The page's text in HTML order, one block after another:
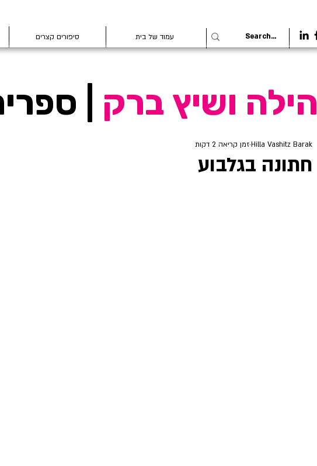
עמוד של בית סיפורים קצרים
הילה ושיץ ברק |
חתונה בגלבוע
Hilla Vashitz Barakזמן קריאה 2 דקות